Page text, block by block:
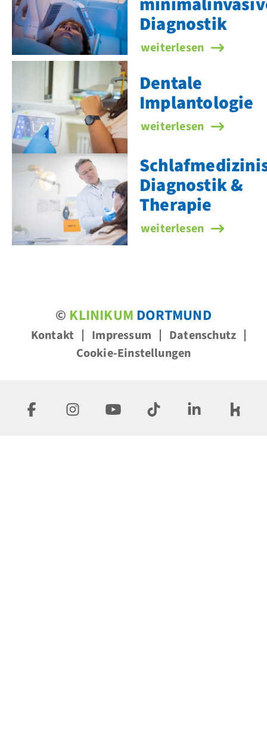
Diagnostik
Modernste
weiterlesen
Dentale
Implantologie
Dentale Implantologie
weiterlesen
Diagnostik &
Therapie
Schlafmedizinische
weiterlesen
© KLINIKUM DORTMUND
Kontakt Impressum
Datenschutz
Cookie-Einstellungen